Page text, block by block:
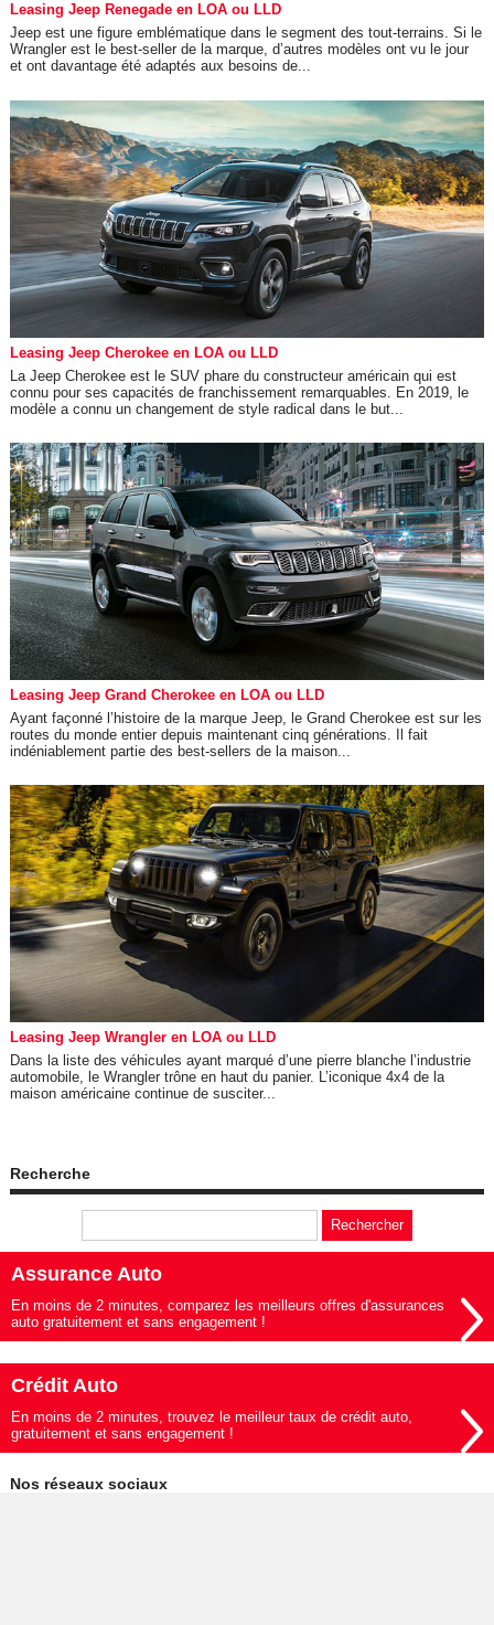
Leasing Jeep Renegade en LOA ou LLD
Jeep est une figure emblématique dans le segment des tout-terrains. Si le
Wrangler est le best-seller de la marque, d’autres modèles ont vu le jour
et ont davantage été adaptés aux besoins de...
Leasing Jeep Cherokee en LOA ou LLD
La Jeep Cherokee est le SUV phare du constructeur américain qui est
connu pour ses capacités de franchissement remarquables. En 2019, le
modèle a connu un changement de style radical dans le but...
Leasing Jeep Grand Cherokee en LOA ou LLD
Ayant façonné l’histoire de la marque Jeep, le Grand Cherokee est sur les
routes du monde entier depuis maintenant cinq générations. Il fait
indéniablement partie des best-sellers de la maison...
Leasing Jeep Wrangler en LOA ou LLD
Dans la liste des véhicules ayant marqué d’une pierre blanche l’industrie
automobile, le Wrangler trône en haut du panier. L’iconique 4x4 de la
maison américaine continue de susciter...
Recherche
Assurance Auto
En moins de 2 minutes, comparez les meilleurs offres d'assurances
auto gratuitement et sans engagement !
Crédit Auto
En moins de 2 minutes, trouvez le meilleur taux de crédit auto,
gratuitement et sans engagement !
Nos réseaux sociaux